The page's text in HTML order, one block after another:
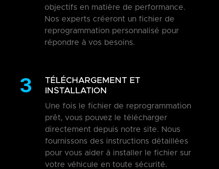
objectifs en matière de performance.
Nos experts créeront un fichier de
reprogrammation personnalisé pour
répondre à vos besoins.
3
TÉLÉCHARGEMENT ET
INSTALLATION
Une fois le fichier de reprogrammation
prêt, vous pouvez le télécharger
directement depuis notre site. Nous
fournissons des instructions détaillées
pour vous aider à installer le fichier sur
votre véhicule en toute sécurité.